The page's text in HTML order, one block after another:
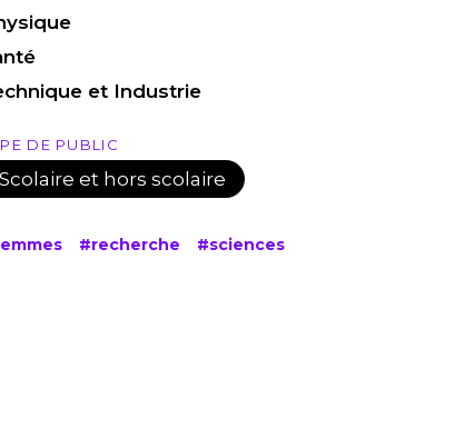
et Industrie
DE PUBLIC
Scolaire et hors scolaire
#recherche #sciences